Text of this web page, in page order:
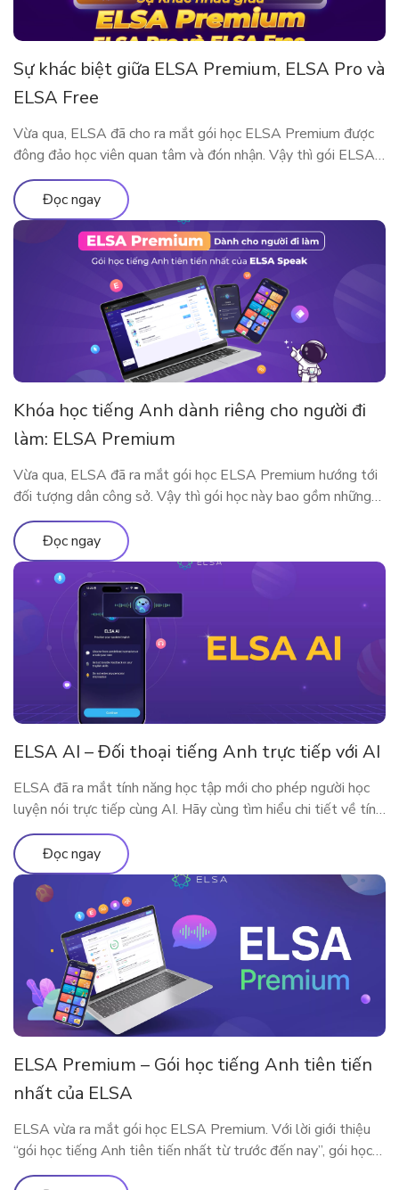
Sự khác biệt giữa ELSA Premium, ELSA Pro và
ELSA Free
Vừa qua, ELSA đã cho ra mắt gói học ELSA Premium được
đông đảo học viên quan tâm và đón nhận. Vậy thì gói ELSA
Premium có gì khác so với ELSA Pro và ELSA Free? Hãy
cùng tìm hiểu qua bài viết này nhé!
Đọc ngay
Khóa học tiếng Anh dành riêng cho người đi
làm: ELSA Premium
Vừa qua, ELSA đã ra mắt gói học ELSA Premium hướng tới
đối tượng dân công sở. Vậy thì gói học này bao gồm những
gì? Vì sao ELSA Premium lại phù hợp với người đi làm? Hãy
cùng tìm hiểu qua bài viết sau nhé!
Đọc ngay
ELSA AI – Đối thoại tiếng Anh trực tiếp với AI
ELSA đã ra mắt tính năng học tập mới cho phép người học
luyện nói trực tiếp cùng AI. Hãy cùng tìm hiểu chi tiết về tính
năng qua bài viết
Đọc ngay
ELSA Premium – Gói học tiếng Anh tiên tiến
nhất của ELSA
ELSA vừa ra mắt gói học ELSA Premium. Với lời giới thiệu
“gói học tiếng Anh tiên tiến nhất từ trước đến nay”, gói học
này bao gồm những gì?